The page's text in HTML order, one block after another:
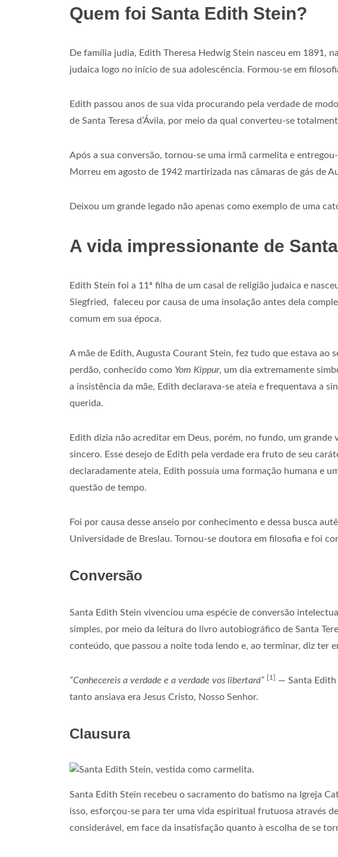
Quem foi Santa Edith Stein?
De família judia, Edith Theresa Hedwig Stein nasceu em 1891,
judaica logo no início de sua adolescência. Formou-se em
Edith passou anos de sua vida procurando pela verdade de
de Santa Teresa d’Ávila, por meio da qual converteu-se
Após a sua conversão, tornou-se uma irmã carmelita e
Morreu em agosto de 1942 martirizada nas câmaras de gás de
Deixou um grande legado não apenas como exemplo de uma
A vida impressionante de
Edith Stein foi a 11ª filha de um casal de religião judaica e
Siegfried, faleceu por causa de uma insolação antes dela
comum em sua época.
A mãe de Edith, Augusta Courant Stein, fez tudo que estava ao
perdão, conhecido como Yom Kippur, um dia extremamente
a insistência da mãe, Edith declarava-se ateia e frequentava a
querida.
Edith dizia não acreditar em Deus, porém, no fundo, um
sincero. Esse desejo de Edith pela verdade era fruto de seu
declaradamente ateia, Edith possuía uma formação humana e
questão de tempo.
Foi por causa desse anseio por conhecimento e dessa busca
Universidade de Breslau. Tornou-se doutora em filosofia e foi
Conversão
Santa Edith Stein vivenciou uma espécie de conversão
simples, por meio da leitura do livro autobiográfico de Santa
conteúdo, que passou a noite toda lendo e, ao terminar, diz ter
“Conhecereis a verdade e a verdade vos libertará” [1] — Santa Edith
tanto ansiava era Jesus Cristo, Nosso Senhor.
Clausura
Santa Edith Stein recebeu o sacramento do batismo na Igreja
isso, esforçou-se para ter uma vida espiritual frutuosa através
considerável, em face da insatisfação quanto à escolha de se